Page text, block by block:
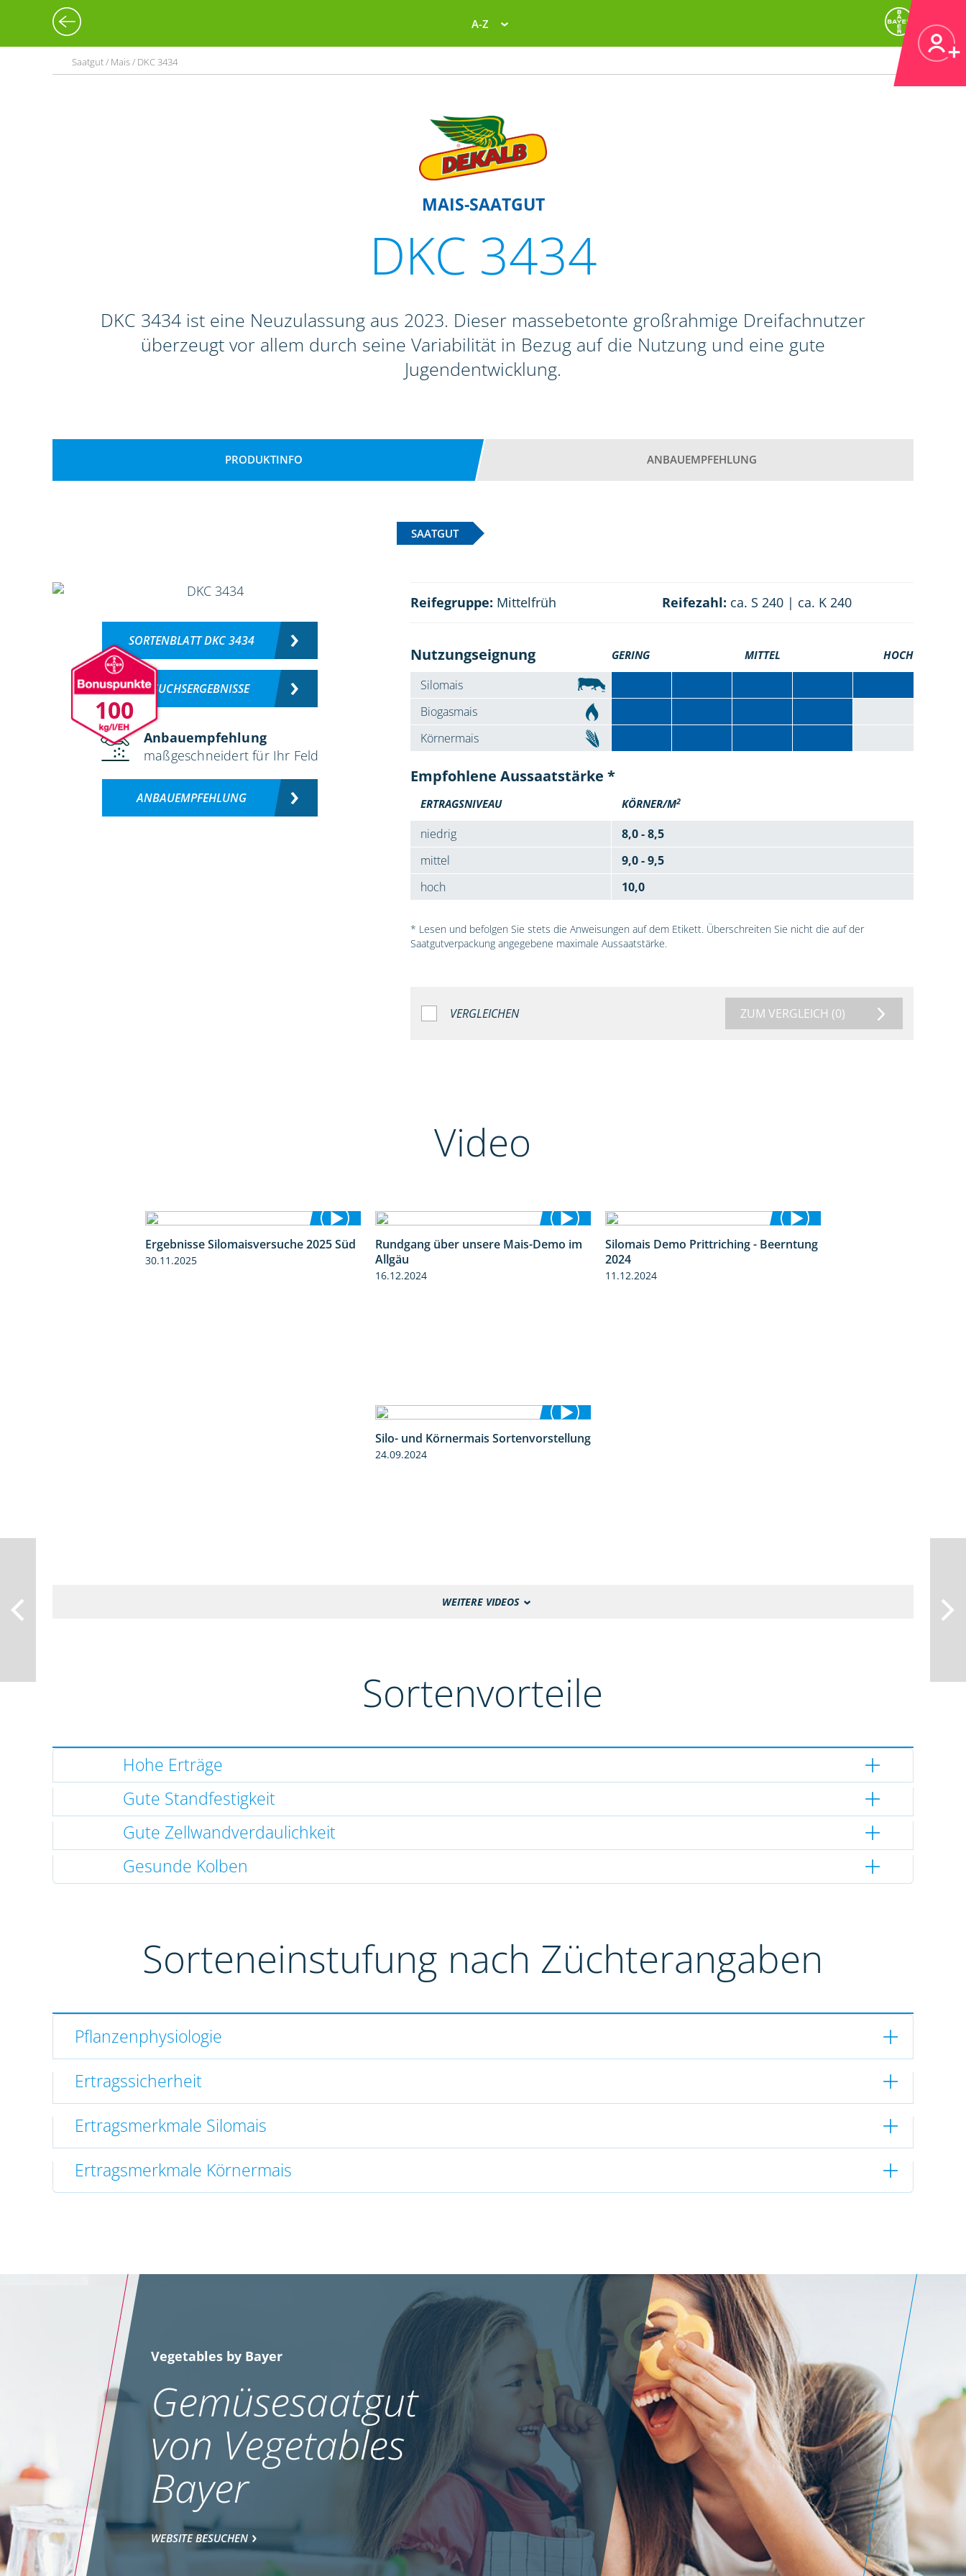
A-Z
Saatgut / Mais / DKC 3434
MAIS-SAATGUT
DKC 3434
DKC 3434 ist eine Neuzulassung aus 2023. Dieser massebetonte großrahmige Dreifachnutzer
überzeugt vor allem durch seine Variabilität in Bezug auf die Nutzung und eine gute
Jugendentwicklung.
PRODUKTINFO ANBAUEMPFEHLUNG
SAATGUT
100
SORTENBLATT DKC 3434
VERSUCHSERGEBNISSE
Anbauempfehlung
maßgeschneidert für Ihr Feld
ANBAUEMPFEHLUNG
Reifegruppe: Mittelfrüh Reifezahl: ca. S 240 | ca. K 240
Nutzungseignung GERING MITTEL HOCH
Silomais
Biogasmais
Körnermais
Empfohlene Aussaatstärke *
ERTRAGSNIVEAU KÖRNER/M2
niedrig
8,0 - 8,5
mittel
9,0 - 9,5
hoch
10,0
* Lesen und befolgen Sie stets die Anweisungen auf dem Etikett. Überschreiten Sie nicht die auf der
Saatgutverpackung angegebene maximale Aussaatstärke.
VERGLEICHEN ZUM VERGLEICH (0)
Video
5:36
Ergebnisse Silomaisversuche 2025 Süd
30.11.2025
9:08
Rundgang über unsere Mais-Demo im
Allgäu
16.12.2024
12:28
Silomais Demo Prittriching - Beerntung
2024
11.12.2024
4:26
Silo- und Körnermais Sortenvorstellung
24.09.2024
WEITERE VIDEOS
Sortenvorteile
Hohe Erträge
Gute Standfestigkeit
Gute Zellwandverdaulichkeit
Gesunde Kolben
Sorteneinstufung nach Züchterangaben
Pflanzenphysiologie
Ertragssicherheit
Ertragsmerkmale Silomais
Ertragsmerkmale Körnermais
Vegetables by Bayer
Gemüsesaatgut
von Vegetables
Bayer
WEBSITE BESUCHEN